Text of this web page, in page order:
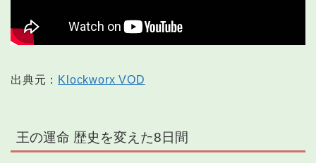
出典元： Klockworx VOD
王の運命 歴史を変えた8日間